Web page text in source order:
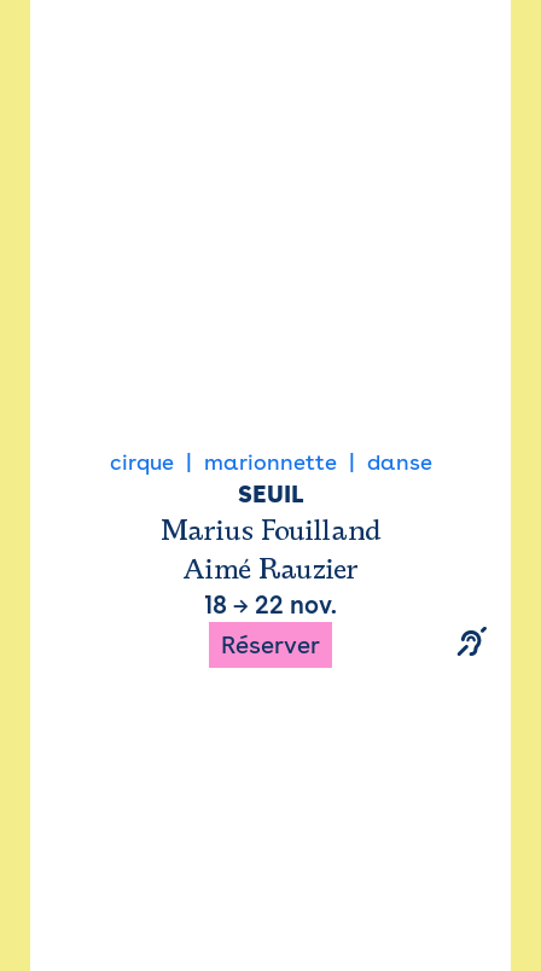
cirque marionnette danse
SEUIL
Marius Fouilland
Aimé Rauzier
18 → 22 nov.
Réserver